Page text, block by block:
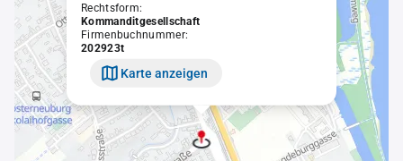
Rechtsform:
Kommanditgesellschaft
Firmenbuchnummer:
202923t
Karte anzeigen